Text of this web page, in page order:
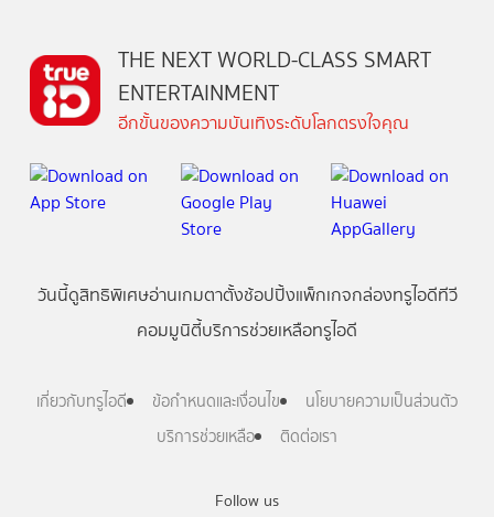
Follow us
THE NEXT WORLD-CLASS SMART
ENTERTAINMENT
อีกขั้นของความบันเทิงระดับโลกตรงใจคุณ
วันนี้ดูสิทธิพิเศษอ่านเกมตาตั้งช้อปปิ้งแพ็กเกจกล่องทรูไอดีทีวี
คอมมูนิตี้บริการช่วยเหลือทรูไอดี
เกี่ยวกับทรูไอดี ข้อกำหนดและเงื่อนไข
นโยบายความเป็นส่วนตัว
บริการช่วยเหลือ
ติดต่อเรา